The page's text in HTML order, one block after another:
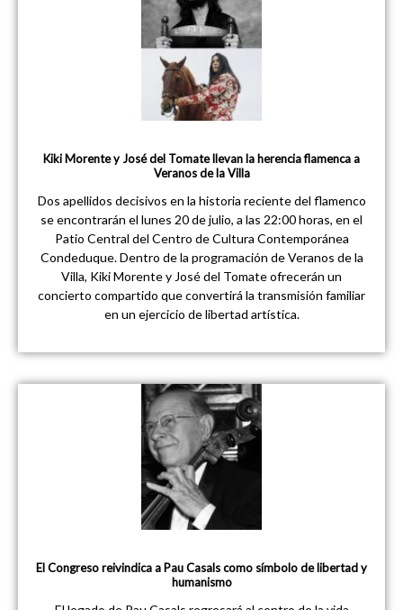
Kiki Morente y José del Tomate llevan la herencia flamenca a
Veranos de la Villa
Dos apellidos decisivos en la historia reciente del flamenco
se encontrarán el lunes 20 de julio, a las 22:00 horas, en el
Patio Central del Centro de Cultura Contemporánea
Condeduque. Dentro de la programación de Veranos de la
Villa, Kiki Morente y José del Tomate ofrecerán un
concierto compartido que convertirá la transmisión familiar
en un ejercicio de libertad artística.
El Congreso reivindica a Pau Casals como símbolo de libertad y
humanismo